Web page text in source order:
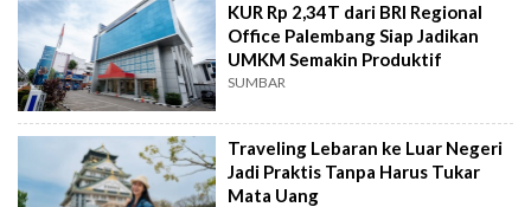
KUR Rp 2,34T dari BRI Regional
Office Palembang Siap Jadikan
UMKM Semakin Produktif
SUMBAR
Traveling Lebaran ke Luar Negeri
Jadi Praktis Tanpa Harus Tukar
Mata Uang